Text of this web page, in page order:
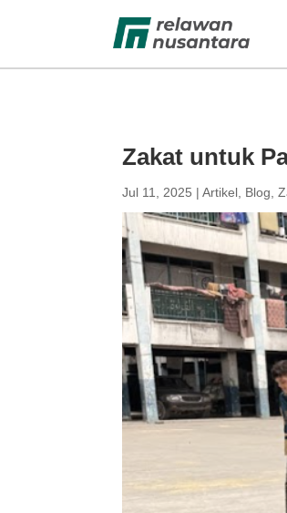
Zakat untuk
Jul 11, 2025 |Artikel Blog ,